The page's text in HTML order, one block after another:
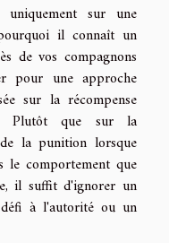
sur une
il connaît un
de vos compagnons
pour une approche
sur la récompense
Plutôt que sur la
la punition lorsque
le comportement que
il suffit d'ignorer un
à l'autorité ou un